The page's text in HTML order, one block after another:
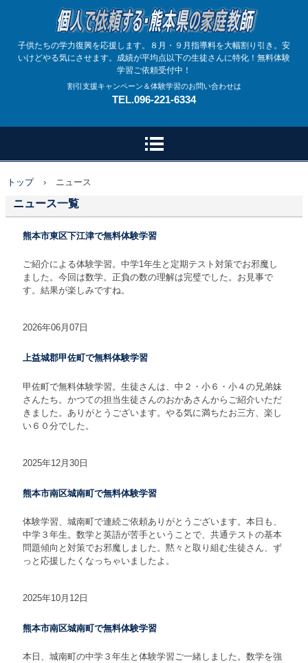
子供たちの学力復興を応援します。８月・９月指導料を大幅割り引き。安
いけどやる気にさせます。成績が平均点以下の生徒さんに特化！無料体験
学習ご依頼受付中！
割引支援キャンペーン＆体験学習のお問い合わせは
TEL.096-221-6334
トップ › ニュース
ニュース一覧
熊本市東区下江津で無料体験学習
ご紹介による体験学習。中学1年生と定期テスト対策でお邪魔し
ました。今回は数学。正負の数の理解は完璧でした。お見事で
す。結果が楽しみですね。
2026年06月07日
上益城郡甲佐町で無料体験学習
甲佐町で無料体験学習。生徒さんは、中２・小６・小４の兄弟妹
さんたち。かつての担当生徒さんのおかあさんからご紹介いただ
きました。ありがとうございます。やる気に満ちたお三方、楽し
い６０分でした。
2025年12月30日
熊本市南区城南町で無料体験学習
体験学習、城南町で連続ご依頼ありがとうございます。本日も、
中学３年生。数学と英語が苦手ということで、共通テストの基本
問題傾向と対策でお邪魔しました。黙々と取り組む生徒さん、ず
っと応援したくなっちゃいましたよ。
2025年10月12日
熊本市南区城南町で無料体験学習
本日、城南町の中学３年生と体験学習ご一緒しました。数学を強